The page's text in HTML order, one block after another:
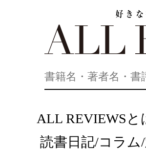
ALL REVIEWSと
読書日記/コラム